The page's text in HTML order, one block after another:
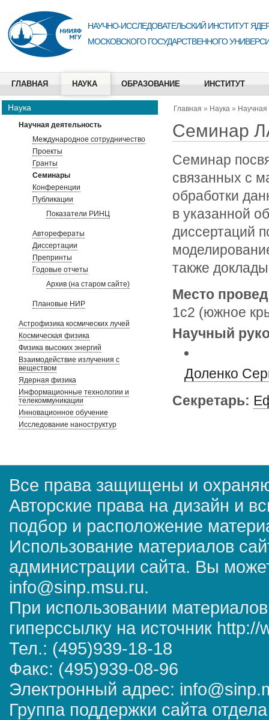
НАУЧНО-ИССЛЕДОВАТЕЛЬСКИЙ ИНСТИТУТ
МОСКОВСКОГО ГОСУДАРСТВЕННОГО
ГЛАВНАЯ НАУКА ОБРАЗОВАНИЕ ИНСТИТУТ
Наука
Научная деятельность
Международное сотрудничество
Проекты
Гранты
Семинары
Конференции
Публикации
Показатели РИНЦ
Авторефераты
Диссертации
Препринты
Годовые отчеты
Архив (на старом сайте)
Плановые НИР
Астрофизика космических лучей
Космическая физика
Физика высоких энергий
Взаимодействие излучения с
веществом
Ядерная физика
Информационные технологии и
телекоммуникации
Инновационное обучение
Исследование наноструктур
Главная » Наука » Научная
Семинар
Семинар
связанных с
обработки
в указанной
диссертаций
также
Место
1с2 (южное
Научный
Доленко
Секретарь:
Все права защищены и
Авторские права на дизайн и
подбор и расположение
Использование материалов
администрации сайта. Вы
info@sinp.msu.ru.
При использовании
гиперссылку на источник
Тел.: (495)939-18-18
Факс: (495)939-08-96
Электронный адрес:
Группа поддержки сайта